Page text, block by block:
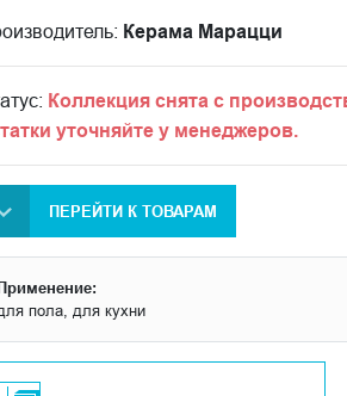
Керама Марацци
Коллекция снята с
уточняйте у менеджеров.
ПЕРЕЙТИ К ТОВАРАМ
пола, для кухни